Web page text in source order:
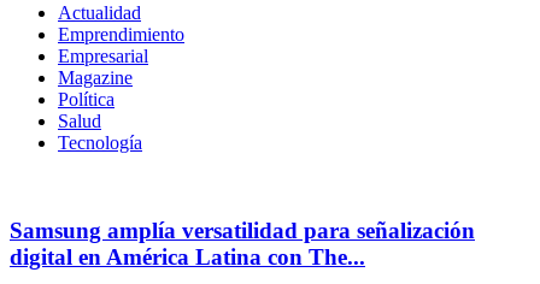
Actualidad
Emprendimiento
Empresarial
Magazine
Política
Salud
Tecnología
Samsung amplía versatilidad para señalización
digital en América Latina con The...